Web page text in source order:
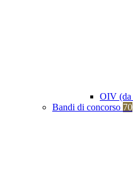
OIV (da
Bandi di concorso 70